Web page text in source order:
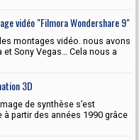
vidéo "Filmora Wondershare 9"
montages vidéo. nous avons
Sony Vegas… Cela nous a
3D
de synthèse s’est
partir des années 1990 grâce